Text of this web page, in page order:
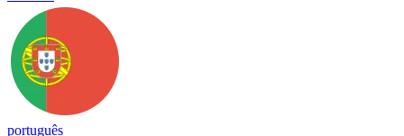
português